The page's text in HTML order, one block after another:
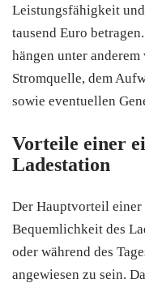
Leistungsfähigkeit
tausend Euro
hängen unter
Stromquelle, dem
sowie eventuellen
Vorteile einer
Ladestation
Der Hauptvorteil einer
Bequemlichkeit des
oder während des
angewiesen zu sein.